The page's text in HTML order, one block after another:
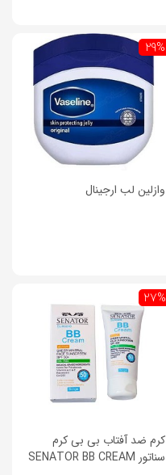
29%
وازلین لب ارجینال
27%
کرم ضد آفتاب بی بی کرم
سناتور SENATOR BB CREAM